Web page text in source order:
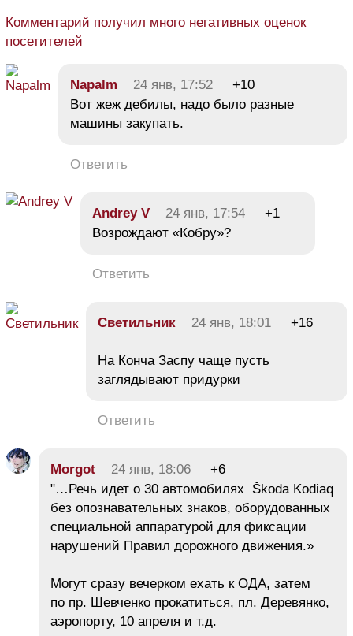
Комментарий получил много негативных оценок
посетителей
Napalm 24 янв, 17:52
+10
Вот жеж дебилы, надо было разные
машины закупать.
Ответить
Andrey V 24 янв, 17:54
+1
Возрождают «Кобру»?
Ответить
Светильник 24 янв, 18:01 +16
На Конча Заспу чаще пусть
заглядывают придурки
Ответить
Morgot 24 янв, 18:06
+6
"…Речь идет о 30 автомобилях Škoda Kodiaq
без опознавательных знаков, оборудованных
специальной аппаратурой для фиксации
нарушений Правил дорожного движения.»
Могут сразу вечерком ехать к ОДА, затем
по пр. Шевченко прокатиться, пл. Деревянко,
аэропорту, 10 апреля и т.д.